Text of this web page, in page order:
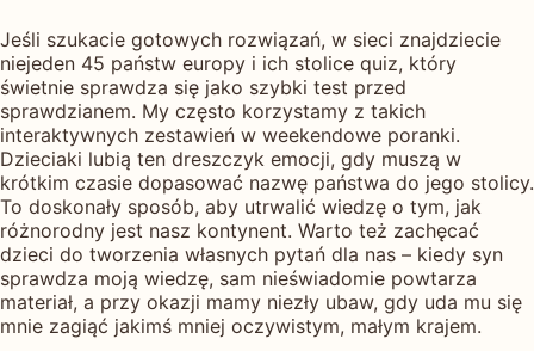
Jeśli szukacie gotowych rozwiązań, w sieci znajdziecie
niejeden 45 państw europy i ich stolice quiz, który
świetnie sprawdza się jako szybki test przed
sprawdzianem. My często korzystamy z takich
interaktywnych zestawień w weekendowe poranki.
Dzieciaki lubią ten dreszczyk emocji, gdy muszą w
krótkim czasie dopasować nazwę państwa do jego stolicy.
To doskonały sposób, aby utrwalić wiedzę o tym, jak
różnorodny jest nasz kontynent. Warto też zachęcać
dzieci do tworzenia własnych pytań dla nas – kiedy syn
sprawdza moją wiedzę, sam nieświadomie powtarza
materiał, a przy okazji mamy niezły ubaw, gdy uda mu się
mnie zagiąć jakimś mniej oczywistym, małym krajem.